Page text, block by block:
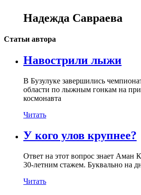
Надежда Савраева
Статьи автора
Навострили лыжи
В Бузулуке завершились
области по лыжным гонкам на
космонавта
Читать
У кого улов крупнее?
Ответ на этот вопрос знает Аман
30-летним стажем. Буквально на
Читать